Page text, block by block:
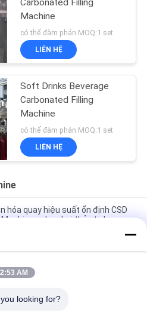
Carbonated Filling
Machine
có thể đàm phán MOQ:1 set
LIÊN HỆ
Soft Drinks Beverage
Carbonated Filling
Machine
có thể đàm phán MOQ:1 set
LIÊN HỆ
hóa quay hiệu suất ổn định CSD
Machines cho chai thủy tinh
nước uống xăng nước uống
chai thủy tinh CSD nhà máy
cao Soda Carbonated
2:53 AM
looking for?